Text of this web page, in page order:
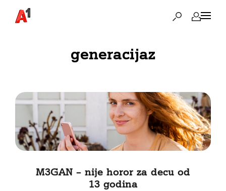
generacijaz
M3GAN – nije horor za decu od
13 godina